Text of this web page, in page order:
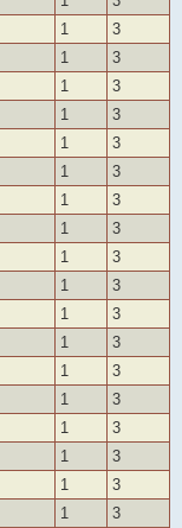
1
3
1
3
1
3
1
3
1
3
1
3
1
3
1
3
1
3
1
3
1
3
1
3
1
3
1
3
1
3
1
3
1
3
1
3